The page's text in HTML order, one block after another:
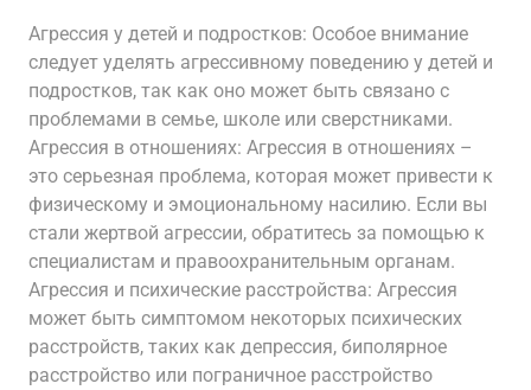
Агрессия у детей и подростков: Особое внимание
следует уделять агрессивному поведению у детей и
подростков, так как оно может быть связано с
проблемами в семье, школе или сверстниками.
Агрессия в отношениях: Агрессия в отношениях –
это серьезная проблема, которая может привести к
физическому и эмоциональному насилию. Если вы
стали жертвой агрессии, обратитесь за помощью к
специалистам и правоохранительным органам.
Агрессия и психические расстройства: Агрессия
может быть симптомом некоторых психических
расстройств, таких как депрессия, биполярное
расстройство или пограничное расстройство